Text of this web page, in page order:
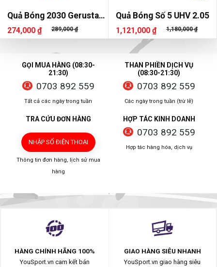
Quả Bóng 2030 Gerustar
Dán
274,000 ₫ 289,000 ₫
Quả Bóng Số 5 UHV 2.05
1,121,000 ₫ 1,180,000 ₫
GỌI MUA HÀNG (08:30-
21:30)
0703 892 559
Tất cả các ngày trong tuần
THAN PHIỀN DỊCH VỤ
(08:30-21:30)
0703 892 559
Các ngày trong tuần (trừ lễ)
TRA CỨU ĐƠN HÀNG
NHẬP SỐ ĐIỆN THOẠI
Thông tin đơn hàng, lịch sử mua
hàng
HỢP TÁC KINH DOANH
0703 892 559
Hợp tác hàng hóa, dịch vụ
HÀNG CHÍNH HÃNG 100%
YouSport.vn cam kết bán
GIAO HÀNG SIÊU NHANH
YouSport.vn giao hàng siêu